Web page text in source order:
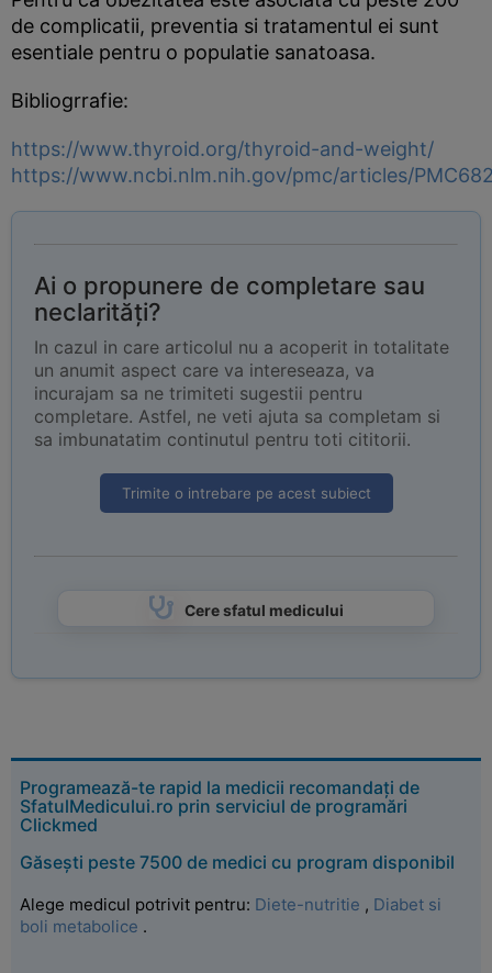
de complicatii, preventia si tratamentul ei sunt
esentiale pentru o populatie sanatoasa.
Bibliogrrafie:
https://www.thyroid.org/thyroid-and-weight/
https://www.ncbi.nlm.nih.gov/pmc/articles/
Ai o propunere de completare sau
neclarități?
In cazul in care articolul nu a acoperit in totalitate
un anumit aspect care va intereseaza, va
incurajam sa ne trimiteti sugestii pentru
completare. Astfel, ne veti ajuta sa completam si
sa imbunatatim continutul pentru toti cititorii.
Trimite o intrebare pe acest subiect
Cere sfatul medicului
Programează-te rapid la medicii recomandați de
SfatulMedicului.ro prin serviciul de programări
Clickmed
Găsești peste 7500 de medici cu program disponibil
Alege medicul potrivit pentru: Diete-nutritie , Diabet si
boli metabolice .